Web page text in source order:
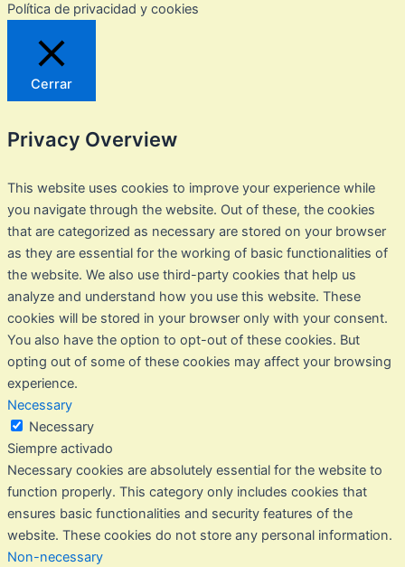
Política de privacidad y cookies
Cerrar
Privacy Overview
This website uses cookies to improve your experience while
you navigate through the website. Out of these, the cookies
that are categorized as necessary are stored on your browser
as they are essential for the working of basic functionalities of
the website. We also use third-party cookies that help us
analyze and understand how you use this website. These
cookies will be stored in your browser only with your consent.
You also have the option to opt-out of these cookies. But
opting out of some of these cookies may affect your browsing
experience.
Necessary
Necessary
Siempre activado
Necessary cookies are absolutely essential for the website to
function properly. This category only includes cookies that
ensures basic functionalities and security features of the
website. These cookies do not store any personal information.
Non-necessary